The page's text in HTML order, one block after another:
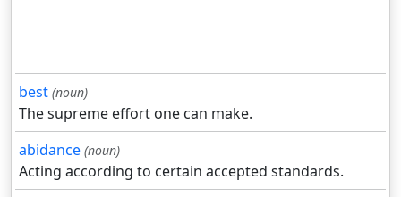
best (noun)
The supreme effort one can make.
abidance (noun)
Acting according to certain accepted standards.